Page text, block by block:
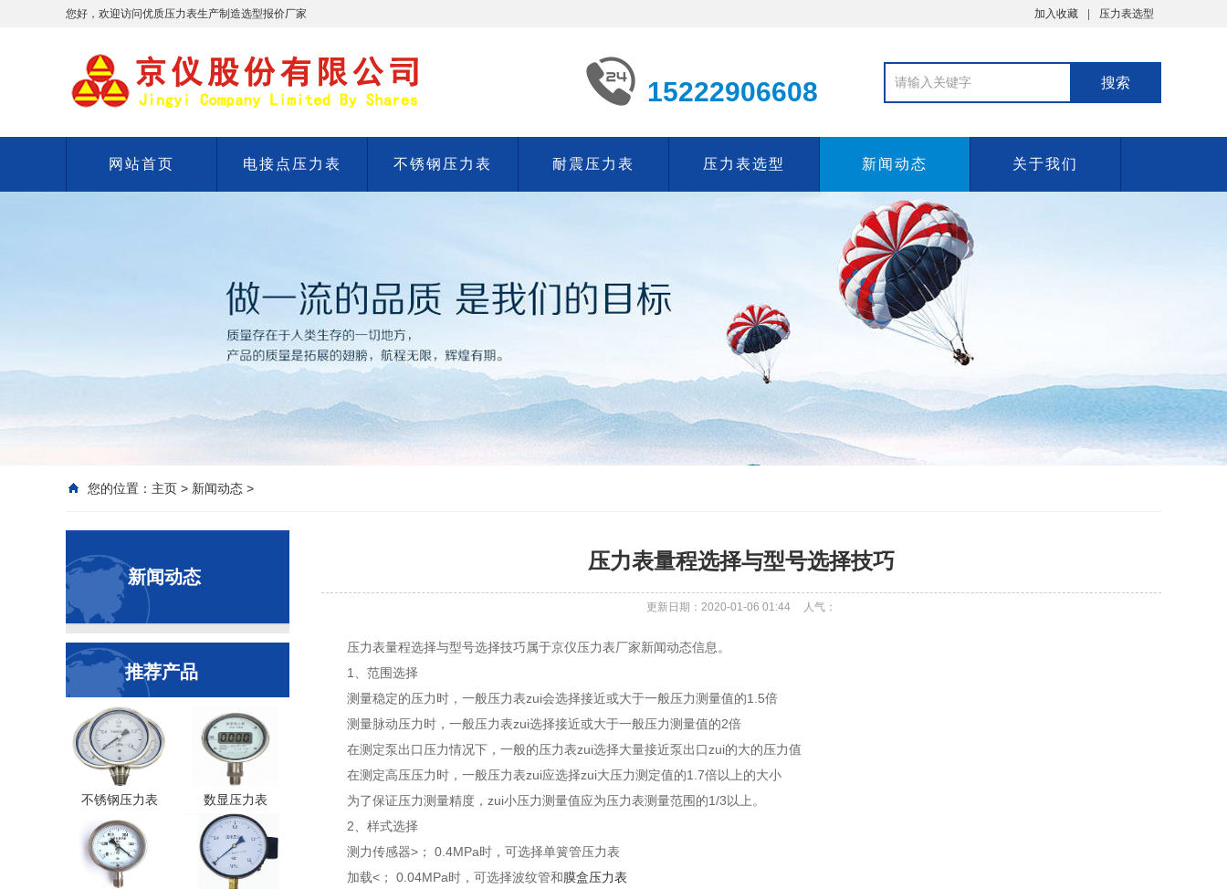
您好，欢迎访问优质压力表生产制造选型报价厂家 加入收藏 压力表选型
15222906608
网站首页 电接点压力表 不锈钢压力表 耐震压力表 压力表选型 新闻动态 关于我们
您的位置： 主页 > 新闻动态 >
新闻动态
推荐产品
不锈钢压力表 数显压力表
压力表量程选择与型号选择技巧
更新日期：2020-01-06 01:44 人气：
压力表量程选择与型号选择技巧属于京仪压力表厂家新闻动态信息。
1、范围选择
测量稳定的压力时，一般压力表zui会选择接近或大于一般压力测量值的1.5倍
测量脉动压力时，一般压力表zui选择接近或大于一般压力测量值的2倍
在测定泵出口压力情况下，一般的压力表zui选择大量接近泵出口zui的大的压力值
在测定高压压力时，一般压力表zui应选择zui大压力测定值的1.7倍以上的大小
为了保证压力测量精度，zui小压力测量值应为压力表测量范围的1/3以上。
2、样式选择
测力传感器>； 0.4MPa时，可选择单簧管压力表
加载<； 0.04MPa时，可选择波纹管和膜盒压力表